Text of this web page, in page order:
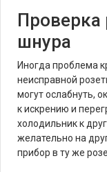
Проверка
шнура
Иногда проблема
неисправной
могут ослабнуть,
к искрению и
холодильник к
желательно на
прибор в ту же